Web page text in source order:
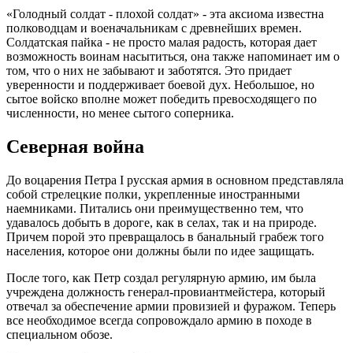
«Голодный солдат - плохой солдат» - эта аксиома известна
полководцам и военачальникам с древнейших времен.
Солдатская пайка - не просто малая радость, которая дает
возможность воинам насытиться, она также напоминает им о
том, что о них не забывают и заботятся. Это придает
уверенности и поддерживает боевой дух. Небольшое, но
сытое войско вполне может победить превосходящего по
численности, но менее сытого соперника.
Северная война
До воцарения Петра I русская армия в основном представляла
собой стрелецкие полки, укрепленные иностранными
наемниками. Питались они преимущественно тем, что
удавалось добыть в дороге, как в селах, так и на природе.
Причем порой это превращалось в банальный грабеж того
населения, которое они должны были по идее защищать.
После того, как Петр создал регулярную армию, им была
учреждена должность генерал-провиантмейстера, который
отвечал за обеспечение армии провизией и фуражом. Теперь
все необходимое всегда сопровождало армию в походе в
специальном обозе.